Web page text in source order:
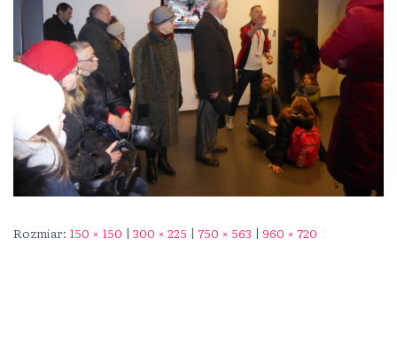
Rozmiar: 150 × 150 | 300 × 225 | 750 × 563 | 960 × 720